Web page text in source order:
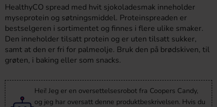
HealthyCO spread med hvit sjokoladesmak inneholder
myseprotein og søtningsmiddel. Proteinspreaden er
bestselgeren i sortimentet og finnes i flere ulike smaker.
Den inneholder tilsatt protein og er uten tilsatt sukker,
samt at den er fri for palmeolje. Bruk den på brødskiven, til
grøten, i baking eller som snacks.
Hei! Jeg er en oversettelsesrobot fra Coopers Candy,
og jeg har oversatt denne produktbeskrivelsen. Hvis du